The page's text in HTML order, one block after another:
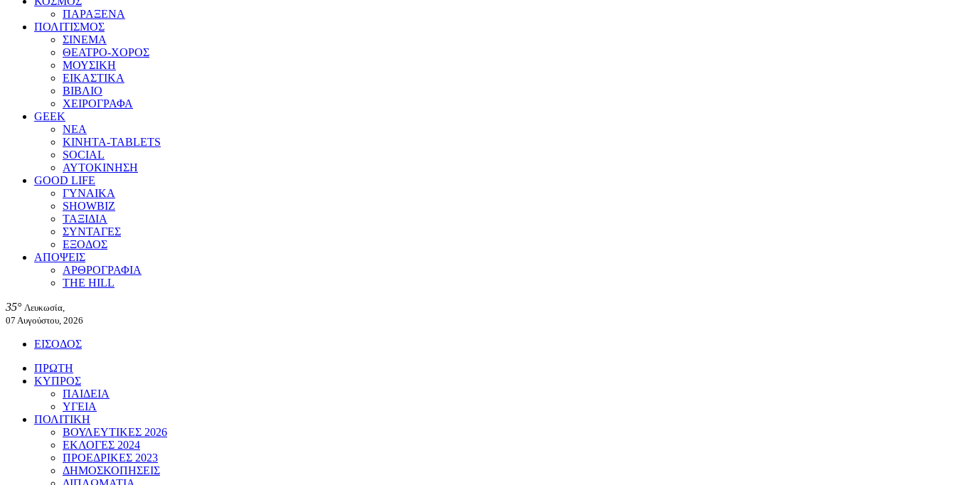
ΠΑΡΑΞΕΝΑ
ΠΟΛΙΤΙΣΜΟΣ
ΣΙΝΕΜΑ
ΘΕΑΤΡΟ-ΧΟΡΟΣ
ΜΟΥΣΙΚΗ
ΕΙΚΑΣΤΙΚΑ
ΒΙΒΛΙΟ
ΧΕΙΡΟΓΡΑΦΑ
GEEK
ΝΕΑ
ΚΙΝΗΤΑ-TABLETS
SOCIAL
ΑΥΤΟΚΙΝΗΣΗ
GOOD LIFE
ΓΥΝΑΙΚΑ
SHOWBIZ
ΤΑΞΙΔΙΑ
ΣΥΝΤΑΓΕΣ
ΕΞΟΔΟΣ
ΑΠΟΨΕΙΣ
ΑΡΘΡΟΓΡΑΦΙΑ
THE HILL
35° Λευκωσία,
07 Αυγούστου, 2026
ΕΙΣΟΔΟΣ
ΠΡΩΤΗ
ΚΥΠΡΟΣ
ΠΑΙΔΕΙΑ
ΥΓΕΙΑ
ΠΟΛΙΤΙΚΗ
ΒΟΥΛΕΥΤΙΚΕΣ 2026
ΕΚΛΟΓΕΣ 2024
ΠΡΟΕΔΡΙΚΕΣ 2023
ΔΗΜΟΣΚΟΠΗΣΕΙΣ